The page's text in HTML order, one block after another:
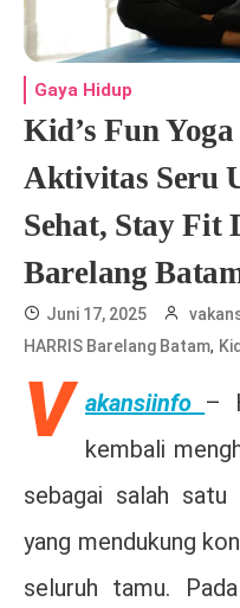
Gaya Hidup
Kid’s Fun
Aktivitas Seru
Sehat, Stay Fit
Barelang
Juni 17, 2025
HARRIS Barelang Batam,
V akansiinfo –
kembali
sebagai salah satu
yang mendukung
seluruh tamu.